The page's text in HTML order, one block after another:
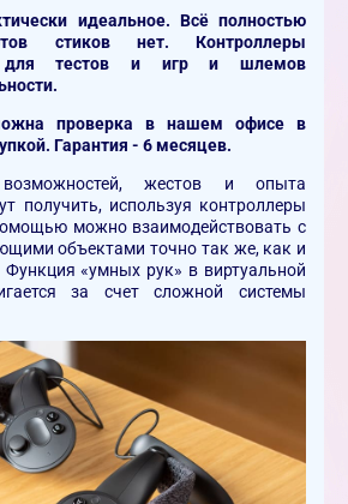
идеальное. Всё полностью
стиков нет. Контроллеры
для тестов и игр и шлемов
проверка в нашем офисе в
Гарантия - 6 месяцев.
жестов и опыта
получить, используя контроллеры
можно взаимодействовать с
объектами точно так же, как и
«умных рук» в виртуальной
за счет сложной системы